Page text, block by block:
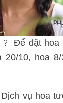
? Để đặt hoa
20/10, hoa
vụ hoa